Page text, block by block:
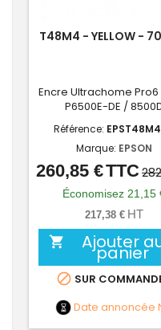
T48M4 - YELLOW -
Encre Ultrachome
P6500E-DE /
Référence:
Marque: EPSON
Prix
Prix
de
base
260,85 €TTC
Économisez 21,15
217,38 € HT
 Ajouter
panier
 SUR
Date annoncée